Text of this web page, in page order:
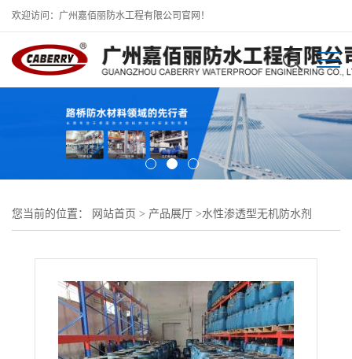
欢迎访问：广州嘉佰丽防水工程有限公司官网！
您当前的位置： 网站首页 > 产品展厅 >水性渗透型无机防水剂